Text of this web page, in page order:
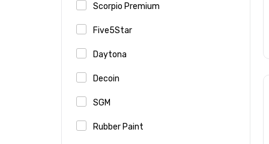
Scorpio Premium
Five5Star
Daytona
Decoin
SGM
Rubber Paint